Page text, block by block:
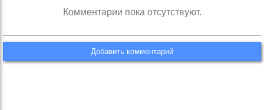
Комментарии пока отсутствуют.
Добавить комментарий